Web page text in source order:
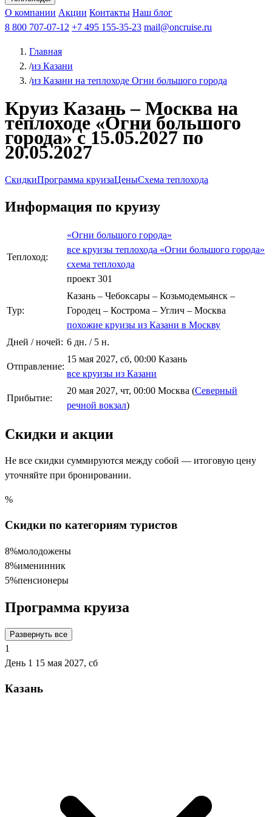
Чебоксарыиз Волгоградаиз Саратова Все города
КазаньВ Нижний НовгородВ ПермьВ Ростов-на-Дону
РыбинскНа СоловкиНа ВалаамПо ОкеПо Енисею
Афанасий Никитин Октябрьская революция
ФединАлександр СвешниковИван
МироновА.С.Попов
О компании Акции Контакты Наш блог
8 800 707-07-12 +7 495 155-35-23 mail@oncruise.ru
Главная
/из Казани
/из Казани на теплоходе Огни большого города
Круиз Казань – Москва на
теплоходе «Огни большого
города» с 15.05.2027 по
20.05.2027
СкидкиПрограмма круизаЦеныСхема теплохода
Информация по круизу
Теплоход:
«Огни большого города»
все круизы теплохода «Огни большого города»
схема теплохода
проект 301
Тур:
Казань – Чебоксары – Козьмодемьянск –
Городец – Кострома – Углич – Москва
похожие круизы из Казани в Москву
Дней / ночей: 6 дн. / 5 н.
Отправление:
15 мая 2027, сб, 00:00 Казань
все круизы из Казани
Прибытие:
20 мая 2027, чт, 00:00 Москва (Северный
речной вокзал)
Скидки и акции
Не все скидки суммируются между собой — итоговую цену
уточняйте при бронировании.
%
Скидки по категориям туристов
8%молодожены
8%именинник
5%пенсионеры
Программа круиза
Развернуть все
1
День 1 15 мая 2027, сб
Казань